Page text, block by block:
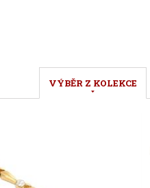
VÝBĚR Z KOLEKCE